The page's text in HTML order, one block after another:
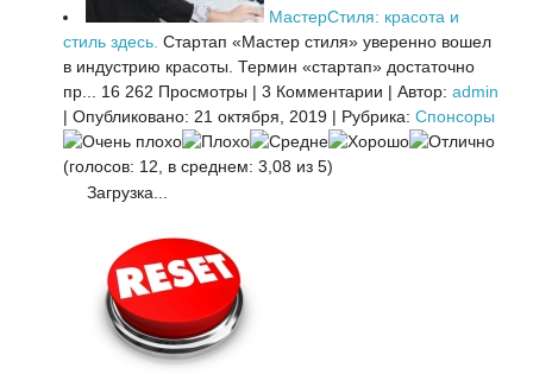
МастерСтиля: красота и
стиль здесь. Стартап «Мастер стиля» уверенно вошел
в индустрию красоты. Термин «стартап» достаточно
пр...
16 262 Просмотры | 3 Комментарии | Автор: admin
| Опубликовано: 21 октября, 2019 | Рубрика: Спонсоры
(голосов: 12, в среднем: 3,08 из 5)
Загрузка...